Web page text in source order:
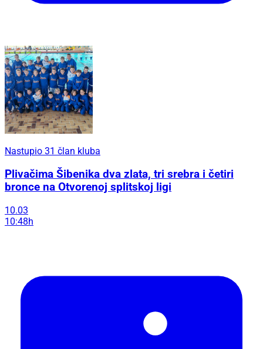
Nastupio 31 član kluba
Plivačima Šibenika dva zlata, tri srebra i četiri
bronce na Otvorenoj splitskoj ligi
10.03
10:48h